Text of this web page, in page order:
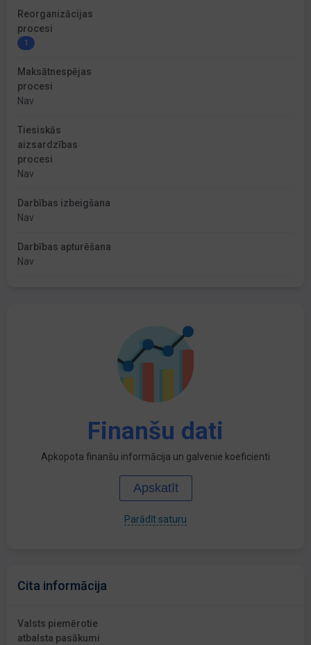
Reorganizācijas
procesi
1
Maksātnespējas
procesi
Nav
Tiesiskās
aizsardzības
procesi
Nav
Darbības izbeigšana
Nav
Darbības apturēšana
Nav
Finanšu dati
Apkopota finanšu informācija un galvenie koeficienti
Apskatīt
Parādīt saturu
Cita informācija
Valsts piemērotie
atbalsta pasākumi